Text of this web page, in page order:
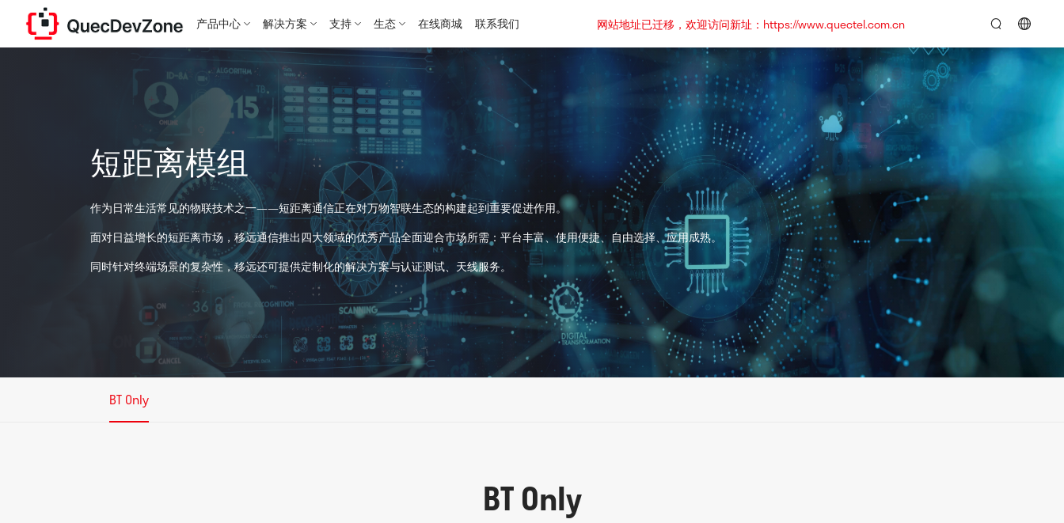
产品中心 解决方案 支持 生态 在线商城 联系我们
网站地址已迁移，欢迎访问新址：https://www.quectel.com.cn
简
短距离模组
作为日常生活常见的物联技术之一——短距离通信正在对万物智联生态的构建起到重要促进作用。
面对日益增长的短距离市场，移远通信推出四大领域的优秀产品全面迎合市场所需：平台丰富、使用便捷、自由选择、应用成熟。
同时针对终端场景的复杂性，移远还可提供定制化的解决方案与认证测试、天线服务。
BT Only
BT Only